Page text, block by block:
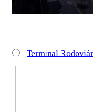
Terminal